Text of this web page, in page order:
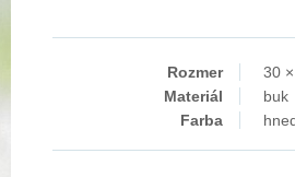
Rozmer
30
Materiál
buk
Farba